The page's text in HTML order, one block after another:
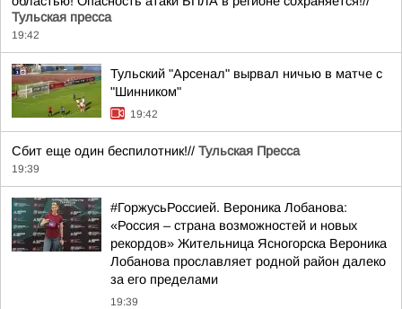
Тульская пресса
19:42
Тульский "Арсенал" вырвал ничью в матче с
"Шинником"
19:42
Сбит еще один беспилотник!// Тульская Пресса
19:39
#ГоржусьРоссией. Вероника Лобанова:
«Россия – страна возможностей и новых
рекордов» Жительница Ясногорска Вероника
Лобанова прославляет родной район далеко
за его пределами
19:39